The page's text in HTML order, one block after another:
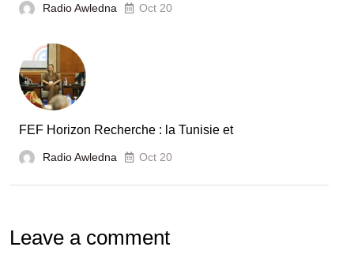
Radio Awledna Oct 20
FEF Horizon Recherche : la Tunisie et
Radio Awledna Oct 20
Leave a comment